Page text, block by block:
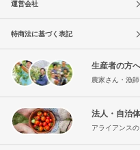
運営会社
特商法に基づく表記
生産者の方へ
農家さん・漁
法人・自治
アライアンス